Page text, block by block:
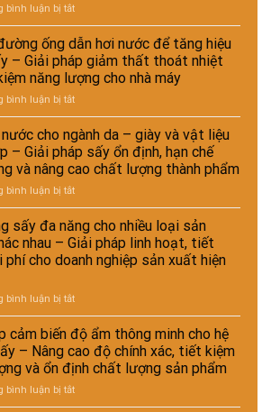
nghiệp
–
Giải
pháp
nâng
cao
chất
lượng
và
hiệu
suất
chế
nước
và
sấy
điện
–
Lựa
chọn
giải
pháp
kinh
tế
cho
nhà
máy
biến
thức
ăn
chăn
nuôi
–
Giải
pháp
ổn
định
dinh
dưỡng
và
nâng
cao
chất
lượng
sản
bình luận bị tắtở
Ứng
dụng
nồi
hơi
tự
động
trong
hệ
thống
sấy
hơi
nước
–
Giải
pháp
nâng
cao
suất
và
tự
động
hóa
nhà
máy
ống dẫn hơi nước để tăng hiệu
– Giải pháp giảm thất thoát nhiệt
năng lượng cho nhà máy
bình luận bị tắtở
Tối
ưu
đường
ống
dẫn
hơi
nước
để
tăng
hiệu
suất
–
Giải
pháp
giảm
thất
thoát
nhiệt
và
cho ngành da – giày và vật liệu
– Giải pháp sấy ổn định, hạn chế
và nâng cao chất lượng thành phẩm
bình luận bị tắtở
Sấy
hơi
nước
cho
ngành
–
và
vật
liệu
tổng
hợp
–
sấy đa năng cho nhiều loại sản
nhau – Giải pháp linh hoạt, tiết
phí cho doanh nghiệp sản xuất hiện
bình luận bị tắtở
Hệ
thống
sấy
đa
năng
cho
nhiều
cảm biến độ ẩm thông minh cho hệ
– Nâng cao độ chính xác, tiết kiệm
và ổn định chất lượng sản phẩm
bình luận bị tắtở
Tích